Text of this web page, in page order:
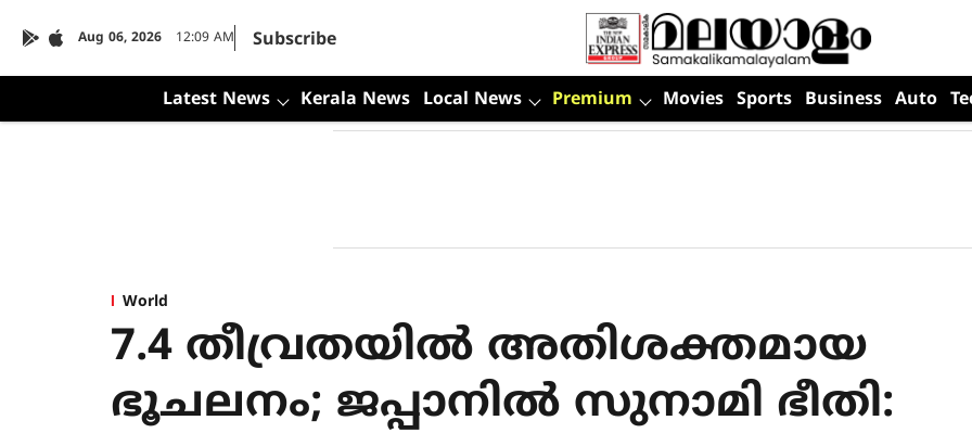
Aug 06, 2026 12:09 AM Subscribe
Latest News Kerala News Local News Premium Movies Sports Business Auto
World
7.4 തീവ്രതയിൽ അതിശക്തമായ
ഭൂചലനം; ജപ്പാനിൽ സുനാമി ഭീതി: